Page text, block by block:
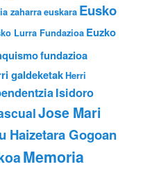
zaharraeuskara Eusko
Lurra Fundazioa Euzko
fundazioa
galdeketakHerri
Isidoro
Jose Mari
Haizetara Gogoan
Memoria